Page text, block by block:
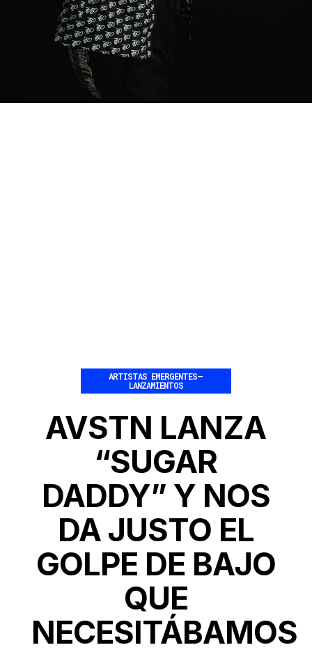
ARTISTAS EMERGENTES–
LANZAMIENTOS
AVSTN LANZA
“SUGAR
DADDY” Y NOS
DA JUSTO EL
GOLPE DE BAJO
QUE
NECESITÁBAMOS